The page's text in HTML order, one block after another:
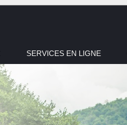
SERVICES EN LIGNE